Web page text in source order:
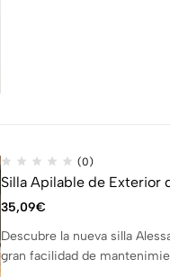
(0)
Silla Apilable de Exterior
35,09€
Descubre la nueva silla
gran facilidad de